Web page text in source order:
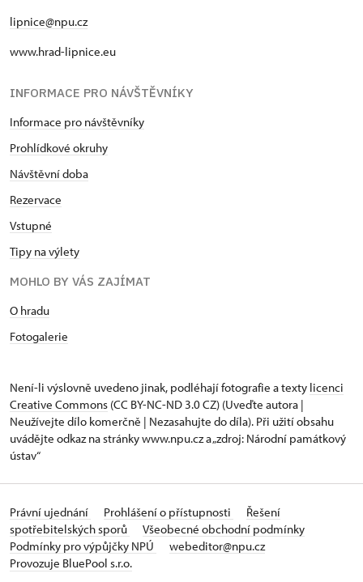
lipnice@npu.cz
www.hrad-lipnice.eu
INFORMACE PRO NÁVŠTĚVNÍKY
Informace pro návštěvníky
Prohlídkové okruhy
Návštěvní doba
Rezervace
Vstupné
Tipy na výlety
MOHLO BY VÁS ZAJÍMAT
O hradu
Fotogalerie
Není-li výslovně uvedeno jinak, podléhají fotografie a texty licenci
Creative Commons (CC BY-NC-ND 3.0 CZ) (Uveďte autora |
Neužívejte dílo komerčně | Nezasahujte do díla). Při užití obsahu
uvádějte odkaz na stránky www.npu.cz a „zdroj: Národní památkový
ústav“
Právní ujednání Prohlášení o přístupnosti
Řešení
spotřebitelských sporů
Všeobecné obchodní podmínky
Podmínky pro výpůjčky NPÚ
webeditor@npu.cz
Provozuje BluePool s.r.o.